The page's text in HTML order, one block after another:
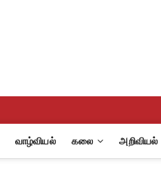
வாழ்வியல் கலை அறிவியல்